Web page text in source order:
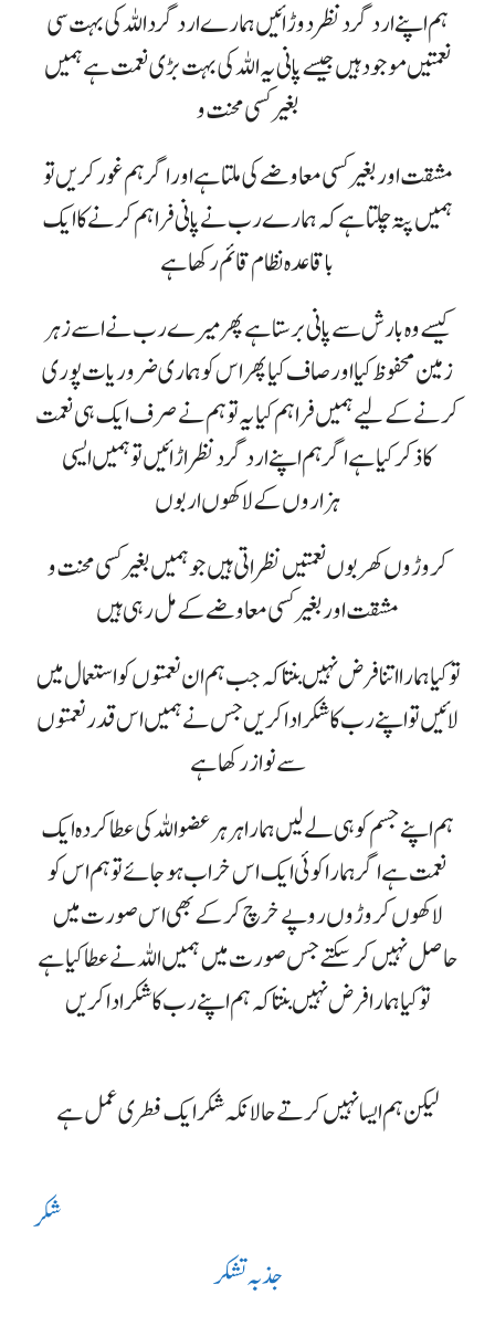
ہم اپنے ارد گرد نظر دوڑائیں ہمارے ارد گرد اللہ کی بہت سی
نعمتیں موجود ہیں جیسے پانی یہ اللہ کی بہت بڑی نعمت ہے ہمیں
بغیر کسی محنت و
مشقت اور بغیر کسی معاوضے کی ملتا ہے اور اگر ہم غور کریں تو
ہمیں پتہ چلتا ہے کہ ہمارے رب نے پانی فراہم کرنے کا ایک
باقاعدہ نظام قائم رکھا ہے
کیسے وہ بارش سے پانی برستا ہے پھر میرے رب نے اسے زہر
زمین محفوظ کیا اور صاف کیا پھر اس کو ہماری ضروریات پوری
کرنے کے لیے ہمیں فراہم کیا یہ تو ہم نے صرف ایک ہی نعمت
کا ذکر کیا ہے اگر ہم اپنے ارد گرد نظر اڑائیں تو ہمیں ایسی
ہزاروں کے لاکھوں اربوں
کروڑوں کھربوں نعمتیں نظر اتی ہیں جو ہمیں بغیر کسی محنت و
مشقت اور بغیر کسی معاوضے کے مل رہی ہیں
تو کیا ہمارا اتنا فرض نہیں بنتا کہ جب ہم ان نعمتوں کو استعمال میں
لائیں تو اپنے رب کا شکر ادا کریں جس نے ہمیں اس قدر نعمتوں
سے نواز رکھا ہے
ہم اپنے جسم کو ہی لے لیں ہمارا ہر ہر عضو اللہ کی عطا کردہ ایک
نعمت ہے اگر ہمارا کوئی ایک اس خراب ہو جائے تو ہم اس کو
لاکھوں کروڑوں روپے خرچ کر کے بھی اس صورت میں
حاصل نہیں کر سکتے جس صورت میں ہمیں اللہ نے عطا کیا ہے
تو کیا ہمارا فرض نہیں بنتا کہ ہم اپنے رب کا شکر ادا کریں
لیکن ہم ایسا نہیں کرتے حالانکہ شکر ایک فطری عمل ہے
شکر
جذبہ تشکر